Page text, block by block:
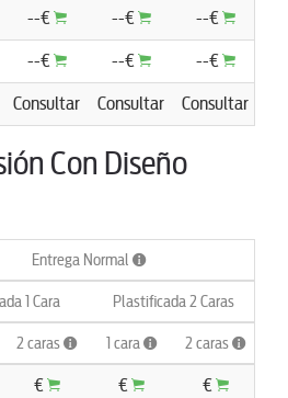
--€ --€ --€
--€ --€ --€
Consultar Consultar Consultar
Con Diseño
Entrega Normal
1 Cara Plastificada 2 Caras
2 caras 1 cara 2 caras
€ € €